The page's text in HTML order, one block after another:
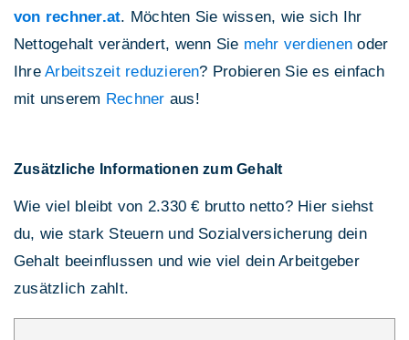
von rechner.at. Möchten Sie wissen, wie sich Ihr
Nettogehalt verändert, wenn Sie mehr verdienen oder
IhreArbeitszeit reduzieren? Probieren Sie es einfach
mit unserem Rechner aus!
Zusätzliche Informationen zum Gehalt
Wie viel bleibt von 2.330 € brutto netto? Hier siehst
du, wie stark Steuern und Sozialversicherung dein
Gehalt beeinflussen und wie viel dein Arbeitgeber
zusätzlich zahlt.